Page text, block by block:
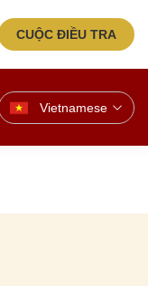
CUỘC ĐIỀU TRA
Vietnamese